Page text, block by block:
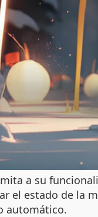
a su
el estado de la
automático.